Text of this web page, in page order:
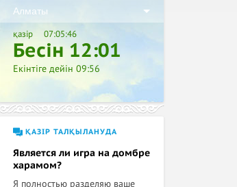
Алматы
қазір 07:05:48
Бесін 12:01
Екінтіге дейін 09:56
ҚАЗІР ТАЛҚЫЛАНУДА
Является ли игра на домбре
харамом?
Я полностью разделяю ваше